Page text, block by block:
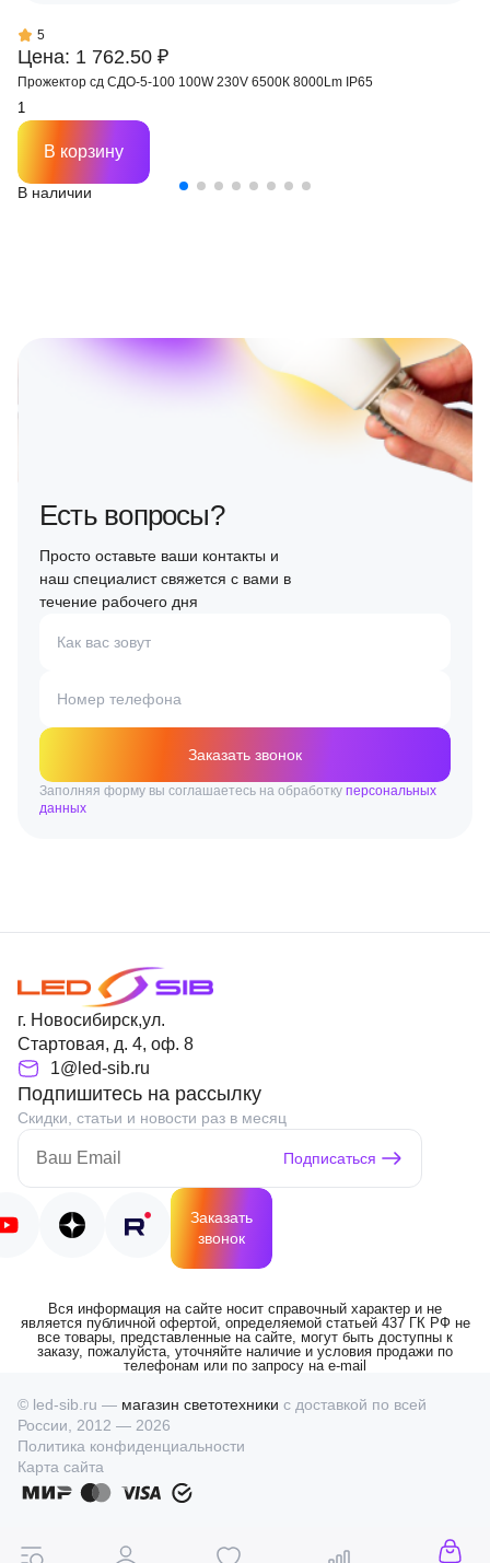
Цена: 1 762.50 ₽
5
Прожектор сд СДО-5-100 100W 230V 6500К 8000Lm IP65
В наличии
В корзину
Есть вопросы?
Просто оставьте ваши контакты и
наш специалист свяжется с вами в
течение рабочего дня
Как вас зовут
Номер телефона
Заказать звонок
Заполняя форму вы соглашаетесь на обработку персональных
данных
г. Новосибирск,ул.
Стартовая, д. 4, оф. 8
1@led-sib.ru
Подпишитесь на рассылку
Скидки, статьи и новости раз в месяц
Подписаться
Заказать
звонок
Вся информация на сайте носит справочный характер и не
является публичной офертой, определяемой статьей 437 ГК РФ не
все товары, представленные на сайте, могут быть доступны к
заказу, пожалуйста, уточняйте наличие и условия продажи по
телефонам или по запросу на e-mail
© led-sib.ru — магазин светотехники с доставкой по всей
России, 2012 — 2026
Политика конфиденциальности
Карта сайта